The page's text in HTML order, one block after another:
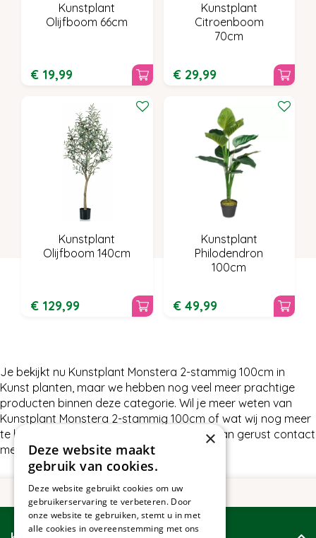
Kunstplant
Olijfboom 66cm
€ 19,99
Kunstplant
Citroenboom
70cm
€ 29,99
Kunstplant
Olijfboom 140cm
€ 129,99
Kunstplant
Philodendron
100cm
€ 49,99
Je bekijkt nu Kunstplant Monstera 2-stammig 100cm in
Kunst planten, maar we hebben nog veel meer prachtige
producten binnen deze categorie. Wil je meer weten van
Kunstplant Monstera 2-stammig 100cm of wat wij nog meer
te bieden hebben in Kunst planten, neem dan gerust contact
met ons op.
×
Deze website maakt
gebruik van cookies.
Deze website gebruikt cookies om uw
gebruikerservaring te verbeteren. Door
onze website te gebruiken, stemt u in met
alle cookies in overeenstemming met ons